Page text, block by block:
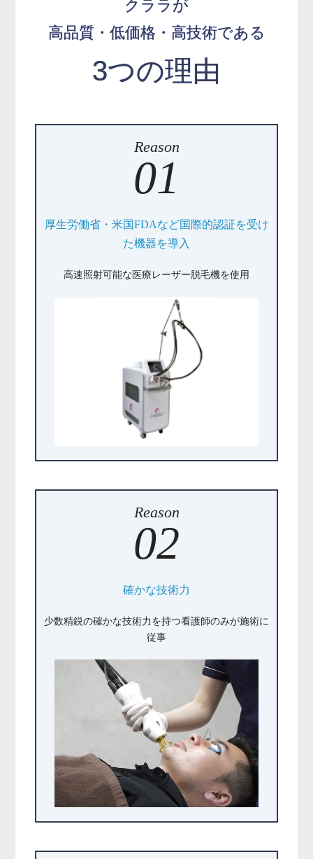
クララが
高品質・低価格・高技術である
3つの理由
Reason
01
厚生労働省・米国FDAなど国際的認証を受け
た機器を導入
高速照射可能な医療レーザー脱毛機を使用
Reason
02
確かな技術力
少数精鋭の確かな技術力を持つ看護師のみが施術に
従事